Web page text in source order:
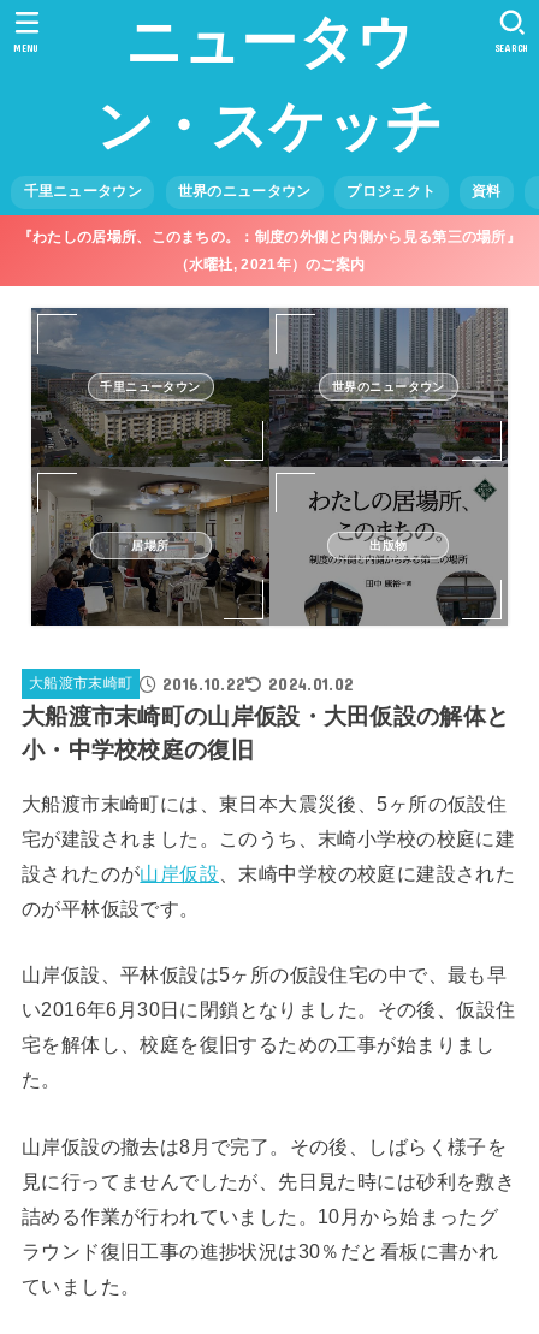
ニュータウ
ン・スケッチ
千里ニュータウン 世界のニュータウン プロジェクト 資料
SEARCH
MENU
『わたしの居場所、このまちの。：制度の外側と内側から見る第三の場所』
（水曜社, 2021年）のご案内
千里ニュータウン 世界のニュータウン
居場所 出版物
大船渡市末崎町 2016.10.22 2024.01.02
大船渡市末崎町の山岸仮設・大田仮設の解体と
小・中学校校庭の復旧
大船渡市末崎町には、東日本大震災後、5ヶ所の仮設住
宅が建設されました。このうち、末崎小学校の校庭に建
設されたのが山岸仮設 、末崎中学校の校庭に建設された
のが平林仮設です。
山岸仮設、平林仮設は5ヶ所の仮設住宅の中で、最も早
い2016年6月30日に閉鎖となりました。その後、仮設住
宅を解体し、校庭を復旧するための工事が始まりまし
た。
山岸仮設の撤去は8月で完了。その後、しばらく様子を
見に行ってませんでしたが、先日見た時には砂利を敷き
詰める作業が行われていました。10月から始まったグ
ラウンド復旧工事の進捗状況は30％だと看板に書かれ
ていました。